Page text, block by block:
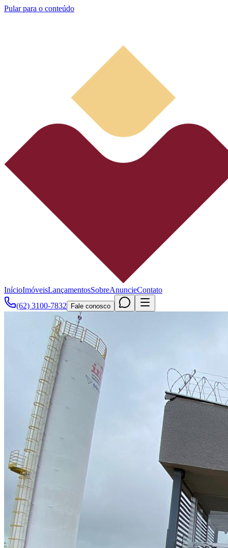
Pular para o conteúdo
InícioImóveisLançamentosSobreAnuncieContato
(62) 3100-7832
Fale conosco